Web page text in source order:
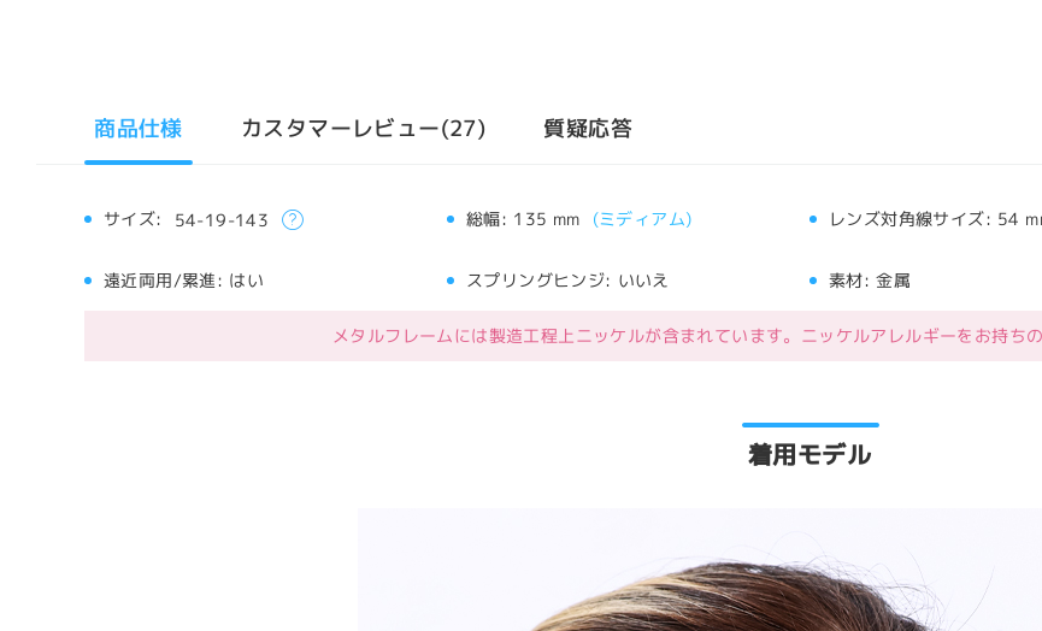
商品仕様 カスタマーレビュー(27) 質疑応答
サイズ: 54-19-143 総幅: 135 mm (ミディアム) レンズ対角線サイズ: 54
遠近両用/累進: はい スプリングヒンジ: いいえ 素材: 金属
メタルフレームには製造工程上ニッケルが含まれています。ニッケルアレルギーをお持ち
着用モデル